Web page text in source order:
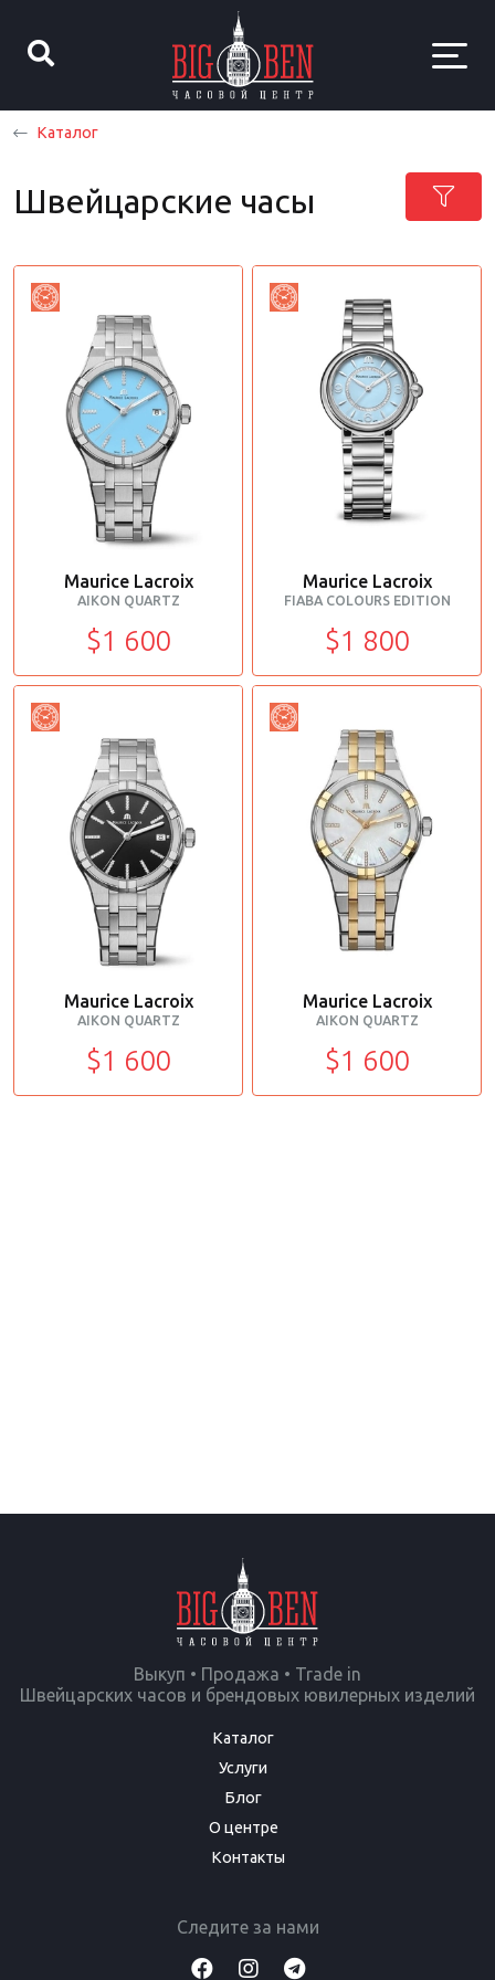
Каталог
Швейцарские часы
Maurice Lacroix
AIKON QUARTZ
$1 600
Maurice Lacroix
FIABA COLOURS EDITION
$1 800
Maurice Lacroix
AIKON QUARTZ
$1 600
Maurice Lacroix
AIKON QUARTZ
$1 600
Выкуп • Продажа • Trade in
Швейцарских часов и брендовых ювилерных изделий
Каталог
Услуги
Блог
О центре
Контакты
Следите за нами